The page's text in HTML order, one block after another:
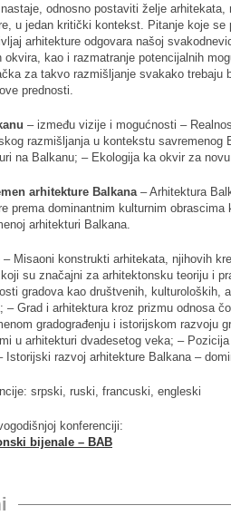
odnosno postaviti želje
u jedan kritički kontekst. Pitanje koje
arhitekture odgovara našoj
okvira, kao i razmatranje potencijalnih
za takvo razmišljanje svakako trebaju
prednosti.
– između vizije i mogućnosti –
razmišljanja u kontekstu savremenog
na Balkanu; – Ekologija ka okvir za
arhitekture Balkana– Arhitektura
prema dominantnim kulturnim
arhitekturi Balkana.
– Misaoni konstrukti arhitekata, njihovih
su značajni za arhitektonsku teoriju i
gradova kao društvenih, kulturoloških,
– Grad i arhitektura kroz prizmu odnosa
gradograđenju i istorijskom razvoju
u arhitekturi dvadesetog veka; –
Istorijski razvoj arhitekture Balkana –
srpski, ruski, francuski, engleski
konferenciji:
bijenale – BAB